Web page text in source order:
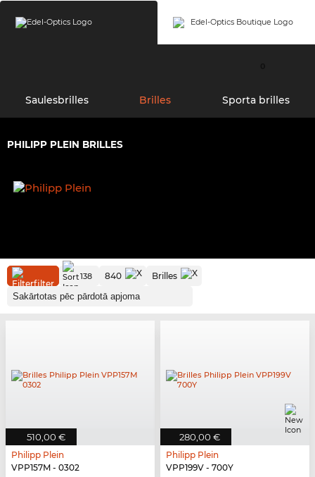
Saulesbrilles Brilles Sporta brilles
PHILIPP PLEIN BRILLES
filter
138 840 Brilles
510,00 €
Philipp Plein
VPP157M - 0302
280,00 €
Philipp Plein
VPP199V - 700Y